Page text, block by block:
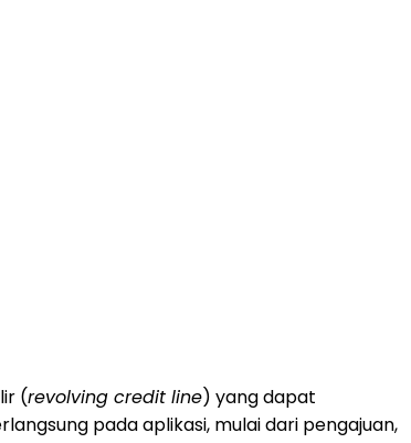
(revolving credit line) yang dapat
pada aplikasi, mulai dari pengajuan,